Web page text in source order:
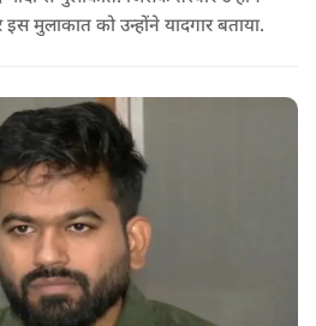
मुलाकात को उन्होंने यादगार बताया.